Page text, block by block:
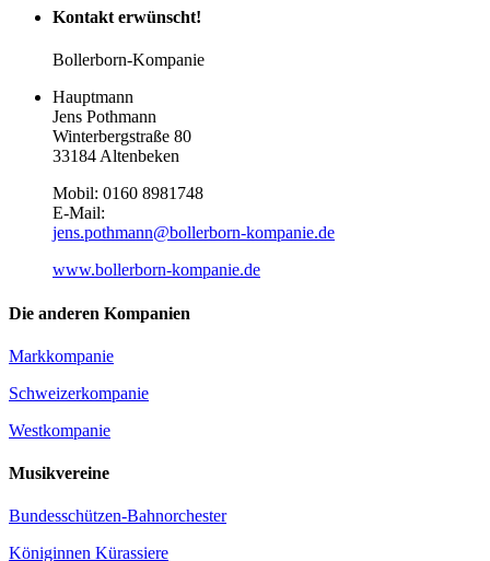
Kontakt erwünscht!
Bollerborn-Kompanie
Hauptmann
Jens Pothmann
Winterbergstraße 80
33184 Altenbeken
Mobil: 0160 8981748
E-Mail:
jens.pothmann@bollerborn-kompanie.de
www.bollerborn-kompanie.de
Die anderen Kompanien
Markkompanie
Schweizerkompanie
Westkompanie
Musikvereine
Bundesschützen-Bahnorchester
Königinnen Kürassiere